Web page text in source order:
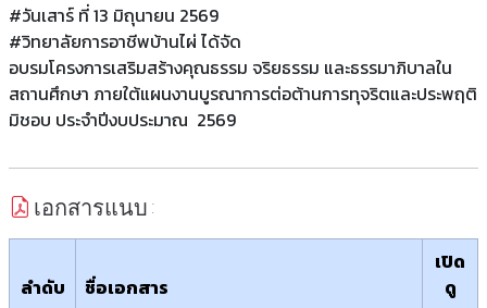
#วันเสาร์ ที่ 13 มิถุนายน 2569
#วิทยาลัยการอาชีพบ้านไผ่ ได้จัด
อบรมโครงการเสริมสร้างคุณธรรม จริยธรรม และธรรมาภิบาลใน
สถานศึกษา ภายใต้แผนงานบูรณาการต่อต้านการทุจริตและประพฤติ
มิชอบ ประจำปีงบประมาณ 2569
เอกสารแนบ :
ลำดับ ชื่อเอกสาร
เปิด
ดู